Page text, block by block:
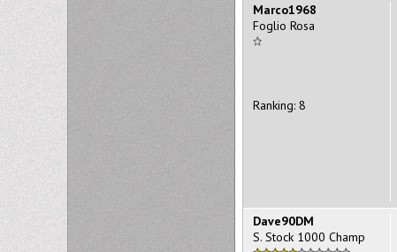
Marco1968
Foglio Rosa
Ranking: 8
Dave90DM
S. Stock 1000 Champ